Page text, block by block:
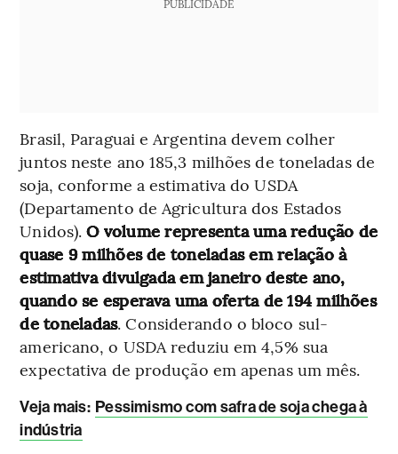
PUBLICIDADE
Brasil, Paraguai e Argentina devem colher
juntos neste ano 185,3 milhões de toneladas de
soja, conforme a estimativa do USDA
(Departamento de Agricultura dos Estados
Unidos).O volume representa uma redução de
quase 9 milhões de toneladas em relação à
estimativa divulgada em janeiro deste ano,
quando se esperava uma oferta de 194 milhões
de toneladas. Considerando o bloco sul-
americano, o USDA reduziu em 4,5% sua
expectativa de produção em apenas um mês.
Veja mais: Pessimismo com safra de soja chega à
indústria